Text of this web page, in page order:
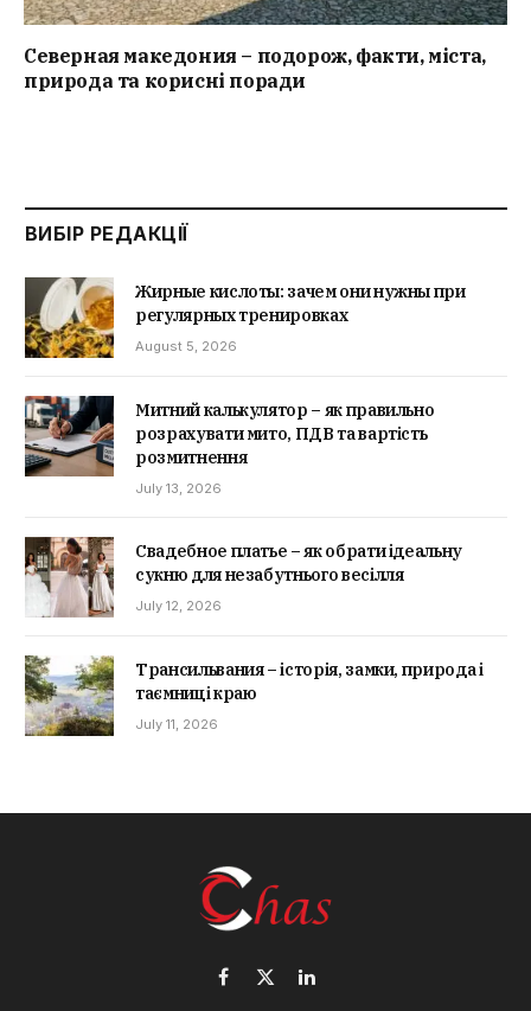
Северная македония – подорож, факти, міста,
природа та корисні поради
ВИБІР РЕДАКЦІЇ
Жирные кислоты: зачем они нужны при
регулярных тренировках
August 5, 2026
Митний калькулятор – як правильно
розрахувати мито, ПДВ та вартість
розмитнення
July 13, 2026
Свадебное платье – як обрати ідеальну
сукню для незабутнього весілля
July 12, 2026
Трансильвания – історія, замки, природа і
таємниці краю
July 11, 2026
Facebook
X
LinkedIn